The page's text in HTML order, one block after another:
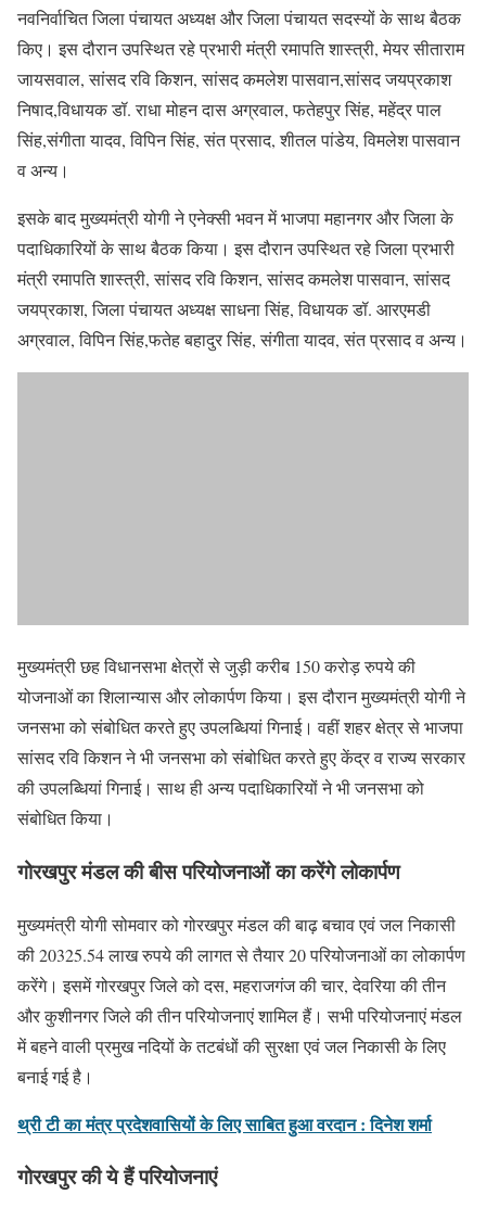
नवनिर्वाचित जिला पंचायत अध्यक्ष और जिला पंचायत सदस्यों के साथ बैठक
किए। इस दौरान उपस्थित रहे प्रभारी मंत्री रमापति शास्त्री, मेयर सीताराम
जायसवाल, सांसद रवि किशन, सांसद कमलेश पासवान,सांसद जयप्रकाश
निषाद,विधायक डॉ. राधा मोहन दास अग्रवाल, फतेहपुर सिंह, महेंद्र पाल
सिंह,संगीता यादव, विपिन सिंह, संत प्रसाद, शीतल पांडेय, विमलेश पासवान
व अन्य।
इसके बाद मुख्यमंत्री योगी ने एनेक्सी भवन में भाजपा महानगर और जिला के
पदाधिकारियों के साथ बैठक किया। इस दौरान उपस्थित रहे जिला प्रभारी
मंत्री रमापति शास्त्री, सांसद रवि किशन, सांसद कमलेश पासवान, सांसद
जयप्रकाश, जिला पंचायत अध्यक्ष साधना सिंह, विधायक डॉ. आरएमडी
अग्रवाल, विपिन सिंह,फतेह बहादुर सिंह, संगीता यादव, संत प्रसाद व अन्य।
मुख्यमंत्री छह विधानसभा क्षेत्रों से जुड़ी करीब 150 करोड़ रुपये की
योजनाओं का शिलान्यास और लोकार्पण किया। इस दौरान मुख्यमंत्री योगी ने
जनसभा को संबोधित करते हुए उपलब्धियां गिनाई। वहीं शहर क्षेत्र से भाजपा
सांसद रवि किशन ने भी जनसभा को संबोधित करते हुए केंद्र व राज्य सरकार
की उपलब्धियां गिनाई। साथ ही अन्य पदाधिकारियों ने भी जनसभा को
संबोधित किया।
गोरखपुर मंडल की बीस परियोजनाओं का करेंगे लोकार्पण
मुख्यमंत्री योगी सोमवार को गोरखपुर मंडल की बाढ़ बचाव एवं जल निकासी
की 20325.54 लाख रुपये की लागत से तैयार 20 परियोजनाओं का लोकार्पण
करेंगे। इसमें गोरखपुर जिले को दस, महराजगंज की चार, देवरिया की तीन
और कुशीनगर जिले की तीन परियोजनाएं शामिल हैं। सभी परियोजनाएं मंडल
में बहने वाली प्रमुख नदियों के तटबंधों की सुरक्षा एवं जल निकासी के लिए
बनाई गई है।
थ्री टी का मंत्र प्रदेशवासियों के लिए साबित हुआ वरदान : दिनेश शर्मा
गोरखपुर की ये हैं परियोजनाएं